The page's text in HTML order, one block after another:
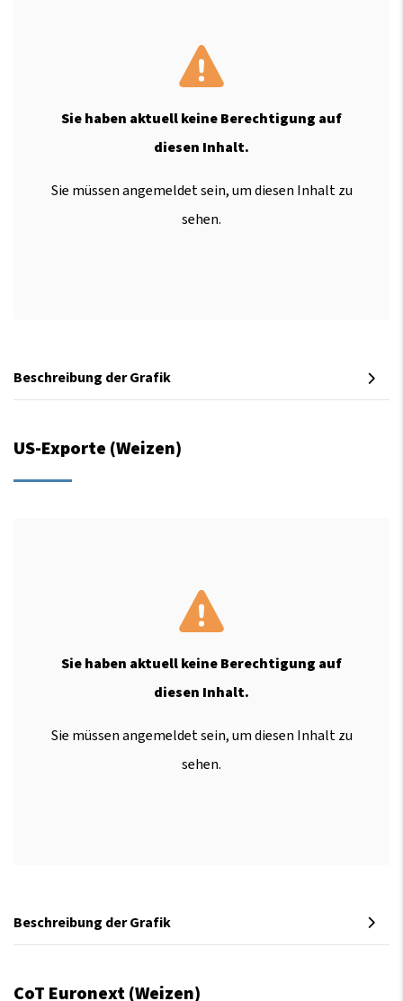
Sie haben aktuell keine Berechtigung auf
diesen Inhalt.
Sie müssen angemeldet sein, um diesen Inhalt zu
sehen.
Beschreibung der Grafik
US-Exporte (Weizen)
Sie haben aktuell keine Berechtigung auf
diesen Inhalt.
Sie müssen angemeldet sein, um diesen Inhalt zu
sehen.
Beschreibung der Grafik
CoT Euronext (Weizen)